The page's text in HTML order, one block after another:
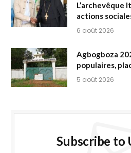
L’archevêque
actions
6 août 2026
Agbogboza
populaires,
5 août 2026
Subscribe to